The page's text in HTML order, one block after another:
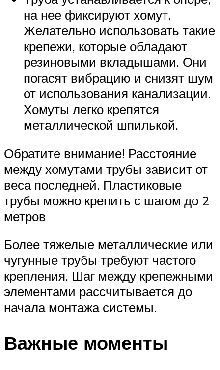
на нее фиксируют хомут.
Желательно использовать такие
крепежи, которые обладают
резиновыми вкладышами. Они
погасят вибрацию и снизят шум
от использования канализации.
Хомуты легко крепятся
металлической шпилькой.
Обратите внимание! Расстояние
между хомутами трубы зависит от
веса последней. Пластиковые
трубы можно крепить с шагом до 2
метров
Более тяжелые металлические или
чугунные трубы требуют частого
крепления. Шаг между крепежными
элементами рассчитывается до
начала монтажа системы.
Важные моменты